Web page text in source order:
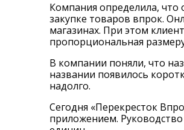
Компания определила, что
закупке товаров впрок.
магазинах. При этом
пропорциональная
В компании поняли, что
названии появилось
надолго.
Сегодня «Перекресток
приложением. Руководство